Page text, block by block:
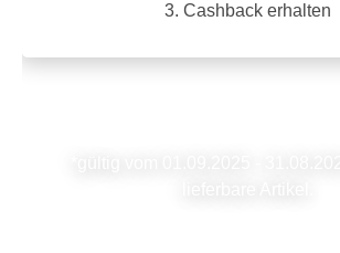
3. Cashback erhalten